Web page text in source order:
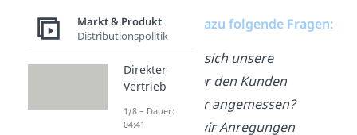
Beantworte dazu folgende Fragen:
Verhalten sich unsere
Mitarbeiter den Kunden
gegenüber angemessen?
Nehmen wir Anregungen
Markt & Produkt
Distributionspolitik
Direkter
Vertrieb
1/8 – Dauer:
04:41